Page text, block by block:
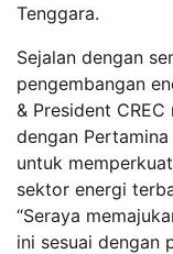
Tenggara.
Sejalan dengan
pengembangan
& President
dengan
untuk
sektor energi
“Seraya
ini sesuai dengan